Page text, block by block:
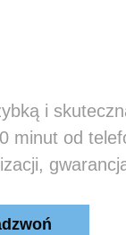
i
minut od